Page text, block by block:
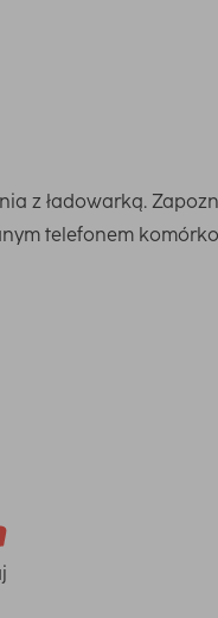
z ładowarką.
telefonem